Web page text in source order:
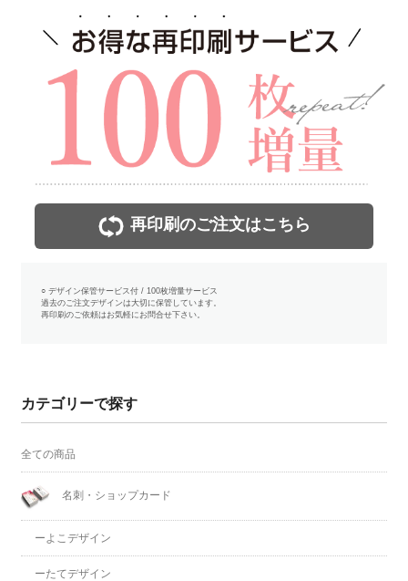
再印刷のご注文はこちら
○ デザイン保管サービス付 / 100枚増量サービス
過去のご注文デザインは大切に保管しています。
再印刷のご依頼はお気軽にお問合せ下さい。
カテゴリーで探す
全ての商品
名刺・ショップカード
ーよこデザイン
ーたてデザイン